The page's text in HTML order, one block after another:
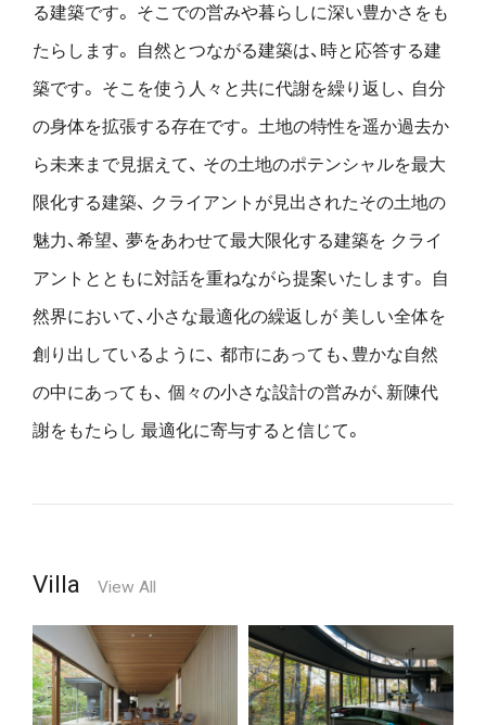
る建築です。 そこでの営みや暮らしに深い豊かさをも
たらします。
自然とつながる建築は、時と応答する建
築です。 そこを使う人々と共に代謝を繰り返し、 自分
の身体を拡張する存在です。 土地の特性を遥か過去か
ら未来まで見据えて、 その土地のポテンシャルを最大
限化する建築、 クライアントが見出されたその土地の
魅力、希望、 夢をあわせて最大限化する建築を クライ
アントとともに対話を重ねながら提案いたします。
自
然界において、小さな最適化の繰返しが 美しい全体を
創り出しているように、 都市にあっても、豊かな自然
の中にあっても、 個々の小さな設計の営みが、新陳代
謝をもたらし 最適化に寄与すると信じて。
Villa View All